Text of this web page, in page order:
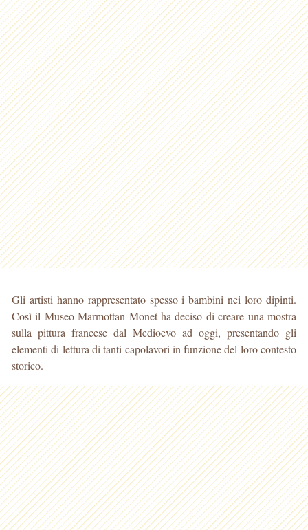
Gli artisti hanno rappresentato spesso i bambini nei loro dipinti.
Così il Museo Marmottan Monet ha deciso di creare una mostra
sulla pittura francese dal Medioevo ad oggi, presentando gli
elementi di lettura di tanti capolavori in funzione del loro contesto
storico.